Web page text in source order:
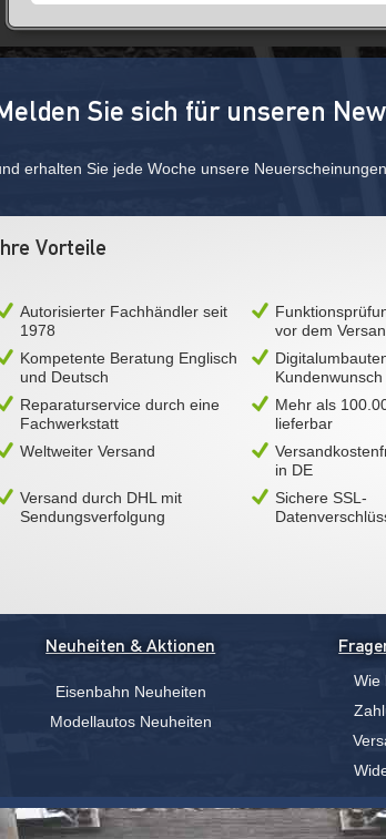
Sie sich für unseren
erhalten Sie jede Woche unsere
Vorteile
Autorisierter Fachhändler seit
1978
vor dem
Kompetente Beratung Englisch
und Deutsch
Kundenwunsch
Reparaturservice durch eine
Fachwerkstatt
Mehr als
lieferbar
Weltweiter Versand
in DE
Versand durch DHL mit
Sendungsverfolgung
Sichere SSL-
Neuheiten & Aktionen
Eisenbahn Neuheiten
Modellautos Neuheiten
Wie